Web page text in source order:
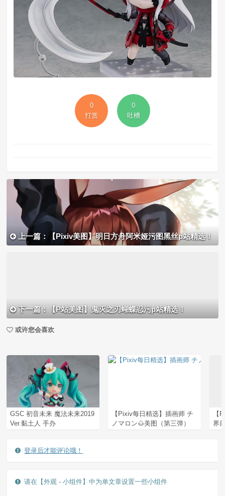
0
打赏
0
吐槽
上一篇：【Pixiv美图】明日方舟阿米娅污图黑丝p站精选！
下一篇：【P站美图】鬼灭之刃蝴蝶忍污p站精选！
或许您会喜欢
GSC 初音未来 魔法未来2019
Ver.黏土人 手办
【Pixiv每日精选】插画师 チ
ノマロン🌰美图（第三弹）
【
界
登录后才能评论哦！
请在【外观 - 小组件】中为单文章设置一些小组件